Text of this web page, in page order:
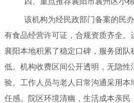
该机构为经民政部门备案的民办
有食品经营许可证，合规资质齐全。
襄阳本地积累了稳定口碑，服务团队
低。机构收费区间公开透明，无隐性
验。工作人员与老人日常沟通采用本
任感。院区环境清幽，生活成本亲民